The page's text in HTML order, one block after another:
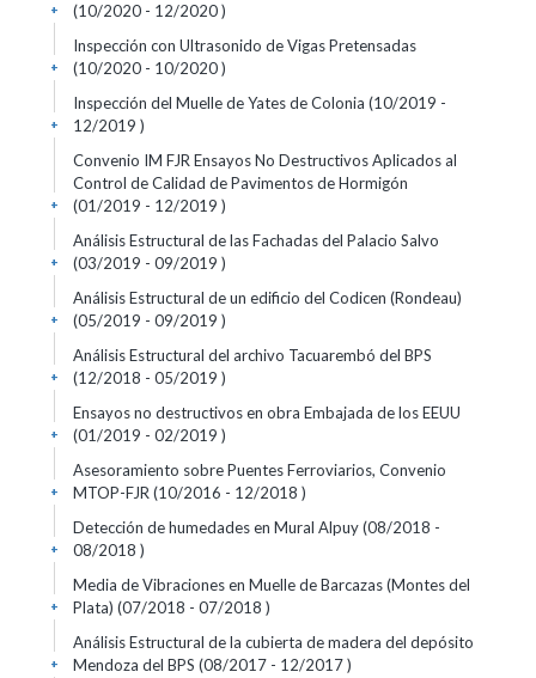
(10/2020 - 12/2020 )
+
Inspección con Ultrasonido de Vigas Pretensadas
(10/2020 - 10/2020 )
+
Inspección del Muelle de Yates de Colonia (10/2019 -
12/2019 )
+
Convenio IM FJR Ensayos No Destructivos Aplicados al
Control de Calidad de Pavimentos de Hormigón
(01/2019 - 12/2019 )
+
Análisis Estructural de las Fachadas del Palacio Salvo
(03/2019 - 09/2019 )
+
Análisis Estructural de un edificio del Codicen (Rondeau)
(05/2019 - 09/2019 )
+
Análisis Estructural del archivo Tacuarembó del BPS
(12/2018 - 05/2019 )
+
Ensayos no destructivos en obra Embajada de los EEUU
(01/2019 - 02/2019 )
+
Asesoramiento sobre Puentes Ferroviarios, Convenio
MTOP-FJR (10/2016 - 12/2018 )
+
Detección de humedades en Mural Alpuy (08/2018 -
08/2018 )
+
Media de Vibraciones en Muelle de Barcazas (Montes del
Plata) (07/2018 - 07/2018 )
+
Análisis Estructural de la cubierta de madera del depósito
Mendoza del BPS (08/2017 - 12/2017 )
+